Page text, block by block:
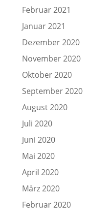
Februar 2021
Januar 2021
Dezember 2020
November 2020
Oktober 2020
September 2020
August 2020
Juli 2020
Juni 2020
Mai 2020
April 2020
März 2020
Februar 2020